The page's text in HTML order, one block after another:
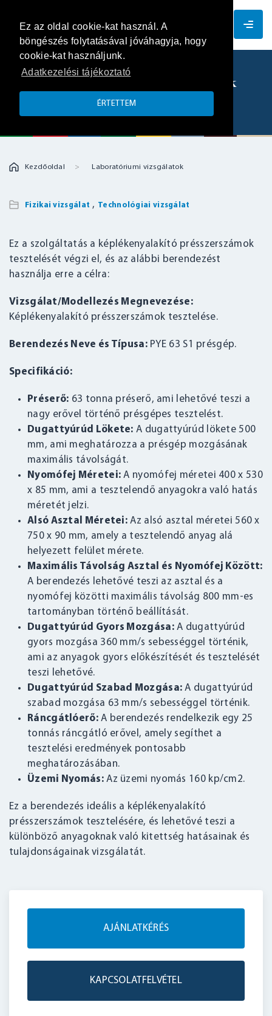
Ez az oldal cookie-kat használ. A
böngészés folytatásával jóváhagyja, hogy
cookie-kat használjunk.
Adatkezelési tájékoztató
ÉRTETTEM
Képlékenyalakító présszerszámok
Kezdőoldal Laboratóriumi vizsgálatok
Fizikai vizsgálat , Technológiai vizsgálat
Ez a szolgáltatás a képlékenyalakító présszerszámok
tesztelését végzi el, és az alábbi berendezést
használja erre a célra:
Vizsgálat/Modellezés Megnevezése:
Képlékenyalakító présszerszámok tesztelése.
Berendezés Neve és Típusa:PYE 63 S1 présgép.
Specifikáció:
Préserő: 63 tonna préserő, ami lehetővé teszi a
nagy erővel történő présgépes tesztelést.
Dugattyúrúd Lökete: A dugattyúrúd lökete 500
mm, ami meghatározza a présgép mozgásának
maximális távolságát.
Nyomófej Méretei: A nyomófej méretei 400 x 530
x 85 mm, ami a tesztelendő anyagokra való hatás
méretét jelzi.
Alsó Asztal Méretei: Az alsó asztal méretei 560 x
750 x 90 mm, amely a tesztelendő anyag alá
helyezett felület mérete.
Maximális Távolság Asztal és Nyomófej Között:
A berendezés lehetővé teszi az asztal és a
nyomófej közötti maximális távolság 800 mm-es
tartományban történő beállítását.
Dugattyúrúd Gyors Mozgása:A dugattyúrúd
gyors mozgása 360 mm/s sebességgel történik,
ami az anyagok gyors előkészítését és tesztelését
teszi lehetővé.
Dugattyúrúd Szabad Mozgása: A dugattyúrúd
szabad mozgása 63 mm/s sebességgel történik.
Ráncgátlóerő:A berendezés rendelkezik egy 25
tonnás ráncgátló erővel, amely segíthet a
tesztelési eredmények pontosabb
meghatározásában.
Üzemi Nyomás:Az üzemi nyomás 160 kp/cm2.
Ez a berendezés ideális a képlékenyalakító
présszerszámok tesztelésére, és lehetővé teszi a
különböző anyagoknak való kitettség hatásainak és
tulajdonságainak vizsgálatát.
AJÁNLATKÉRÉS
KAPCSOLATFELVÉTEL